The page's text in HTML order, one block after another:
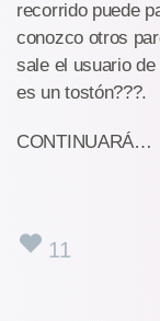
recorrido puede
conozco otros
sale el usuario
es un tostón???.
CONTINUARÁ…
11